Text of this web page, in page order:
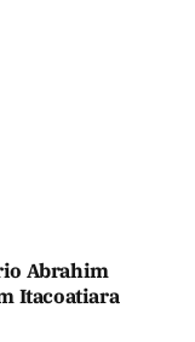
Abrahim
Itacoatiara